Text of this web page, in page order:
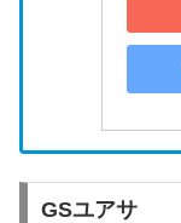
GSユアサ